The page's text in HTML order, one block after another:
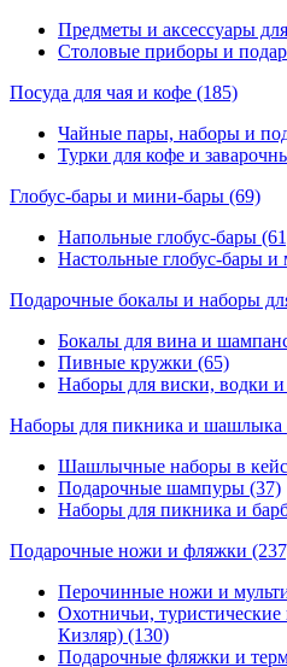
Предметы и аксессуары
Столовые приборы и
Посуда для чая и кофе (185)
Чайные пары, наборы и
Турки для кофе и
Глобус-бары и мини-бары (69)
Напольные глобус-бары
Настольные глобус-бары
Подарочные бокалы и наборы
Бокалы для вина и
Пивные кружки (65)
Наборы для виски, водки и
Наборы для пикника и шашлыка
Шашлычные наборы в
Подарочные шампуры (37)
Наборы для пикника и
Подарочные ножи и фляжки
Перочинные ножи и
Охотничьи,
Кизляр) (130)
Подарочные фляжки и